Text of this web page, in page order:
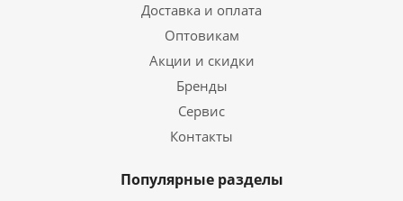
Доставка и оплата
Оптовикам
Акции и скидки
Бренды
Сервис
Контакты
Популярные разделы